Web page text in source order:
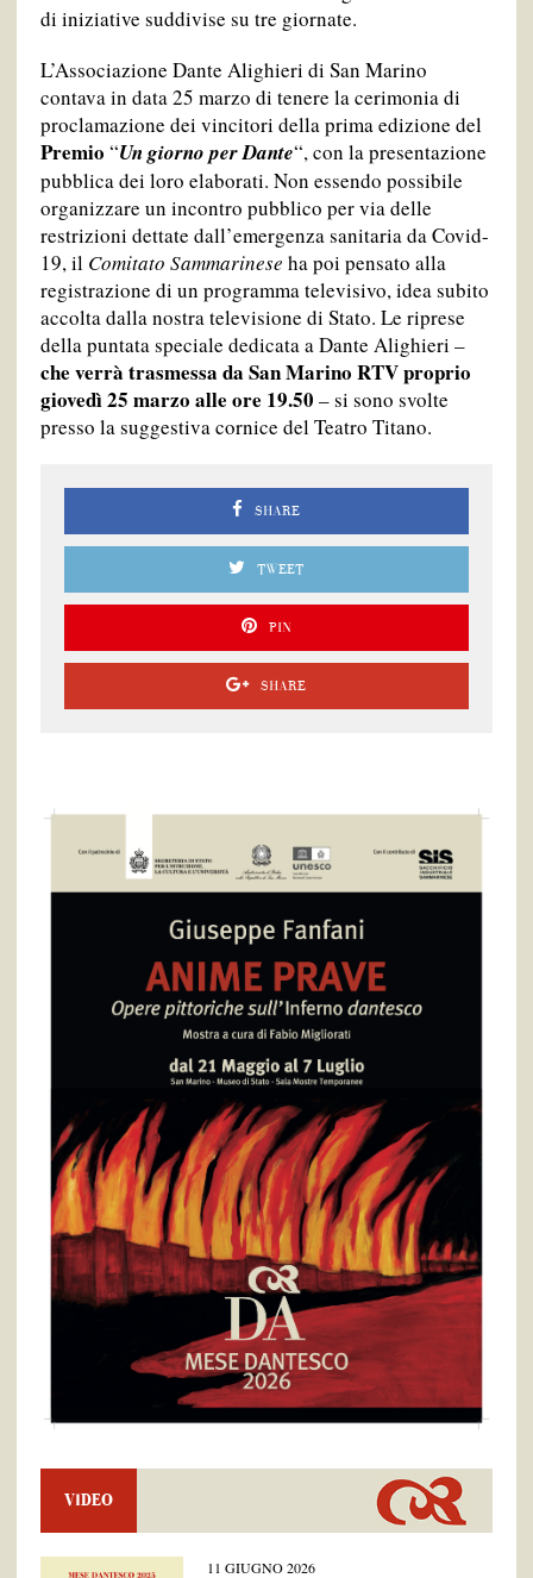
di iniziative suddivise su tre giornate.
L’Associazione Dante Alighieri di San Marino
contava in data 25 marzo di tenere la cerimonia di
proclamazione dei vincitori della prima edizione del
Premio “Un giorno per Dante“, con la presentazione
pubblica dei loro elaborati. Non essendo possibile
organizzare un incontro pubblico per via delle
restrizioni dettate dall’emergenza sanitaria da Covid-
19, il Comitato Sammarinese ha poi pensato alla
registrazione di un programma televisivo, idea subito
accolta dalla nostra televisione di Stato. Le riprese
della puntata speciale dedicata a Dante Alighieri –
che verrà trasmessa da San Marino RTV proprio
giovedì 25 marzo alle ore 19.50 – si sono svolte
presso la suggestiva cornice del Teatro Titano.
SHARE
TWEET
PIN
SHARE
VIDEO
11 GIUGNO 2026